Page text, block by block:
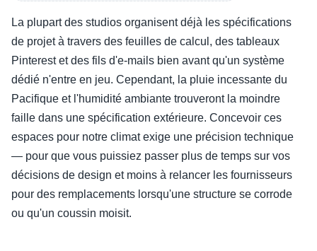
La plupart des studios organisent déjà les spécifications
de projet à travers des feuilles de calcul, des tableaux
Pinterest et des fils d'e-mails bien avant qu'un système
dédié n'entre en jeu. Cependant, la pluie incessante du
Pacifique et l'humidité ambiante trouveront la moindre
faille dans une spécification extérieure. Concevoir ces
espaces pour notre climat exige une précision technique
— pour que vous puissiez passer plus de temps sur vos
décisions de design et moins à relancer les fournisseurs
pour des remplacements lorsqu'une structure se corrode
ou qu'un coussin moisit.